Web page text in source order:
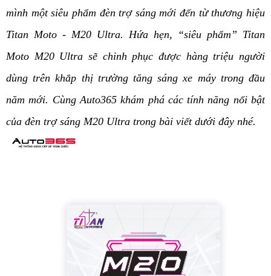
mình một siêu phẩm đèn trợ sáng mới đến từ thương hiệu
Titan Moto - M20 Ultra. Hứa hẹn, “siêu phẩm” Titan
Moto M20 Ultra sẽ chinh phục được hàng triệu người
dùng trên khắp thị trường tăng sáng xe máy trong đầu
năm mới. Cùng Auto365 khám phá các tính năng nổi bật
của đèn trợ sáng M20 Ultra trong bài viết dưới đây nhé.